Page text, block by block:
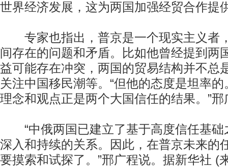
世界经济发展，这为两国加强经贸合作提
专家也指出，普京是一个现实主义者
间存在的问题和矛盾。比如他曾经提到两
益可能存在冲突，两国的贸易结构并不总
关注中国移民潮等。“但他的态度是坦率
理念和观点正是两个大国信任的结果。”邢
“中俄两国已建立了基于高度信任基础
深入和持续的关系。因此，在普京未来的
要摸索和试探了。”邢广程说。据新华社 (